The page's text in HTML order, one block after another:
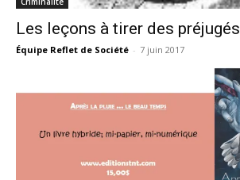
Les leçons à tirer des préjugés
Équipe Reflet de Société - 7 juin 2017